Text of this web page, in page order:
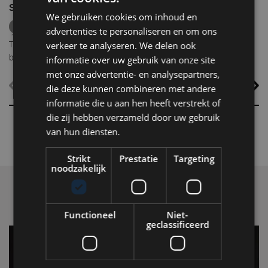
sneeuw
Zweden Lapland
summer travel
Arctische reizen
Terwijl grote delen van Europa zuchten onder hoge temperaturen,
biedt ICEHOTEL in het Zweedse Jukkasjärvi een verrassend
alternatief. DankzijICEHOTEL 365blijft het iconische ijshotel het
hele jaar geopend, waardoor gasten zelfs midden in de zomer
kunnen overnachten in met de hand uit ijs vervaardigde Art Suites.
We gebruiken cookies om inhoud en
advertenties te personaliseren en om ons
verkeer te analyseren. We delen ook
informatie over uw gebruik van onze site
met onze advertentie- en analysepartners,
die deze kunnen combineren met andere
informatie die u aan hen heeft verstrekt of
die zij hebben verzameld door uw gebruik
van hun diensten.
Strikt
noodzakelijk
Prestatie Targeting
Functioneel
Niet-
geclassificeerd